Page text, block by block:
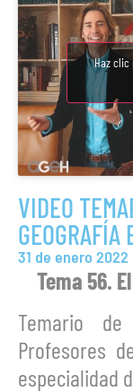
Haz clic
VIDEO
31 de enero 2022
Tema 56.
Temario
Profesores
especialidad